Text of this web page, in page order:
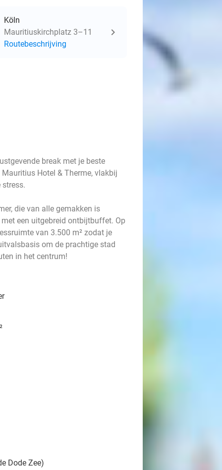
Köln
Mauritiuskirchplatz 3–11
Routebeschrijving
break met je beste
Hotel & Therme, vlakbij
stress.
die van alle gemakken is
een uitgebreid ontbijtbuffet. Op
van 3.500 m² zodat je
om de prachtige stad
in het centrum!
Dode Zee)